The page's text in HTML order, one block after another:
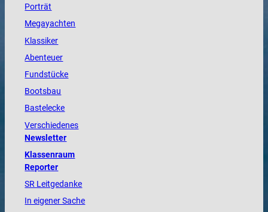
Porträt
Megayachten
Klassiker
Abenteuer
Fundstücke
Bootsbau
Bastelecke
Verschiedenes
Newsletter
Klassenraum
Reporter
SR Leitgedanke
In eigener Sache